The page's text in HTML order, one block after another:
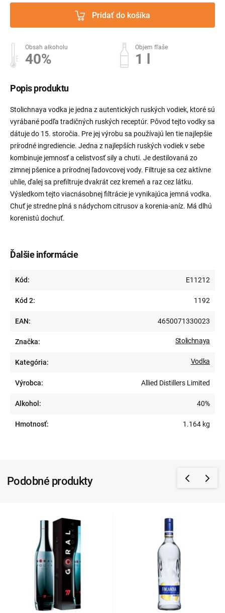
Pridať do košíka
Obsah alkoholu
40%
Objem fľaše
1 l
Ďalšie informácie
Kód: E11212
Kód 2: 1192
EAN: 4650071330023
Značka: Stolichnaya
Kategória: Vodka
Výrobca: Allied Distillers Limited
Alkohol: 40%
Hmotnosť: 1.164 kg
Popis produktu
Stolichnaya vodka je jedna z autentických ruských vodiek, ktoré sú
vyrábané podľa tradičných ruských receptúr. Pôvod tejto vodky sa
dátuje do 15. storočia. Pre jej výrobu sa používajú len tie najlepšie
prírodné ingrediencie. Jedna z najlepších ruských vodiek v sebe
kombinuje jemnosť a celistvosť sily a chuti. Je destilovaná zo
zimnej pšenice a prírodnej ľadovcovej vody. Filtruje sa cez aktívne
uhlie, ďalej sa prefiltruje dvakrát cez kremeň a raz cez látku.
Výsledkom tejto viacnásobnej filtrácie je vynikajúca jemná vodka.
Chuť je stredne plná s nádychom citrusov a korenia-aníz. Má dlhú
korenistú dochuť.
Podobné produkty